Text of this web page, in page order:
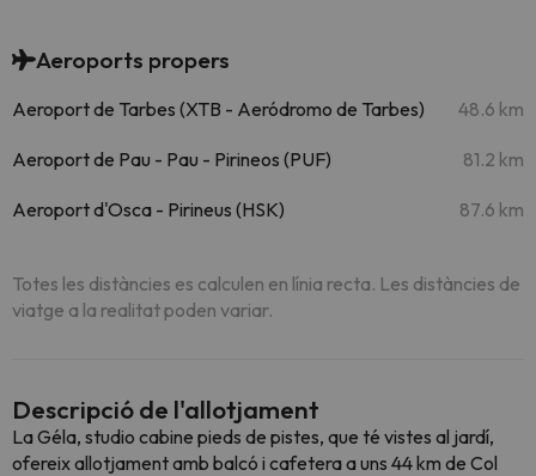
Aeroports propers
Aeroport de Tarbes (XTB - Aeródromo de Tarbes) 48.6 km
Aeroport de Pau - Pau - Pirineos (PUF) 81.2 km
Aeroport d'Osca - Pirineus (HSK) 87.6 km
Totes les distàncies es calculen en línia recta. Les distàncies de
viatge a la realitat poden variar.
Descripció de l'allotjament
La Géla, studio cabine pieds de pistes, que té vistes al jardí,
ofereix allotjament amb balcó i cafetera a uns 44 km de Col